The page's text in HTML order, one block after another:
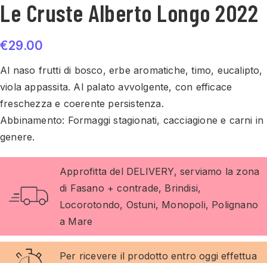
Le Cruste Alberto Longo 2022
€29.00
Al naso frutti di bosco, erbe aromatiche, timo, eucalipto,
viola appassita. Al palato avvolgente, con efficace
freschezza e coerente persistenza.
Abbinamento: Formaggi stagionati, cacciagione e carni in
genere.
Approfitta del DELIVERY, serviamo la zona
di Fasano + contrade, Brindisi,
Locorotondo, Ostuni, Monopoli, Polignano
a Mare
Per ricevere il prodotto entro oggi effettua